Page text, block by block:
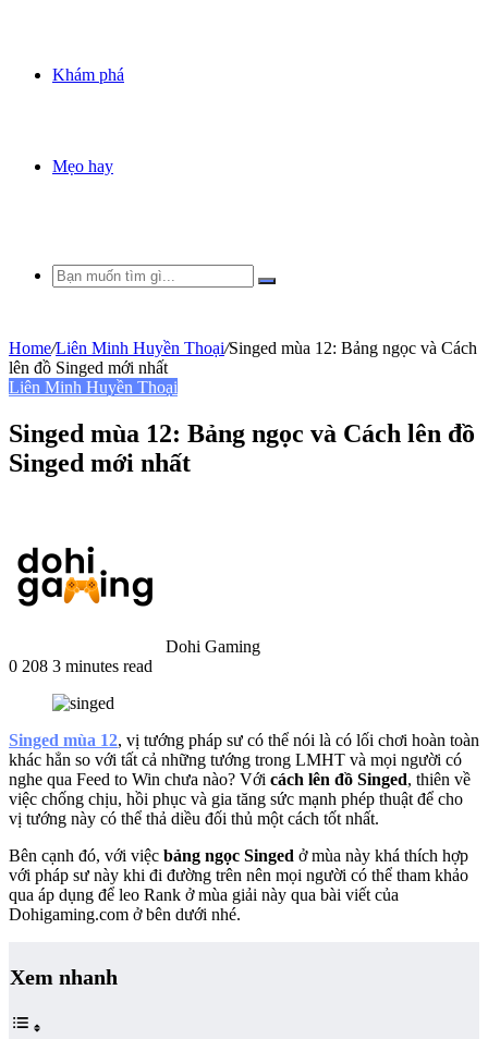
Khám phá
Mẹo hay
Bạn
Home/Liên Minh Huyền Thoại/Singed mùa 12: Bảng ngọc và Cách
lên đồ Singed mới nhất
Liên Minh Huyền Thoại
Singed mùa 12: Bảng ngọc và Cách lên đồ
Singed mới nhất
Dohi Gaming
0 208 3 minutes read
Singed mùa 12, vị tướng pháp sư có thể nói là có lối chơi hoàn toàn
khác hẳn so với tất cả những tướng trong LMHT và mọi người có
nghe qua Feed to Win chưa nào? Với cách lên đồ Singed, thiên về
việc chống chịu, hồi phục và gia tăng sức mạnh phép thuật để cho
vị tướng này có thể thả diều đối thủ một cách tốt nhất.
Bên cạnh đó, với việc bảng ngọc Singed ở mùa này khá thích hợp
với pháp sư này khi đi đường trên nên mọi người có thể tham khảo
qua áp dụng để leo Rank ở mùa giải này qua bài viết của
Dohigaming.com ở bên dưới nhé.
Xem nhanh